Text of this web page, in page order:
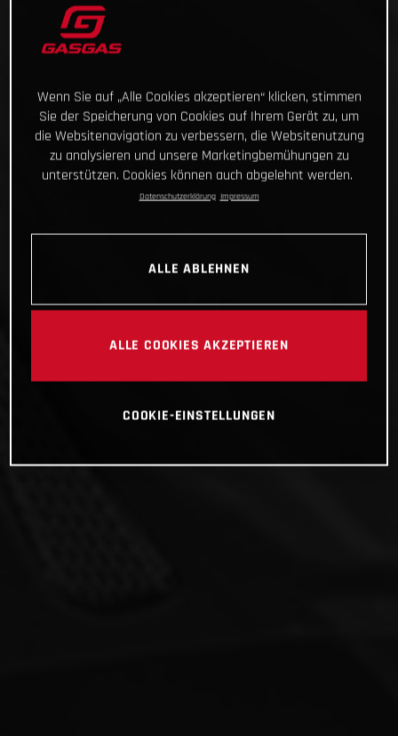
Wenn Sie auf „Alle Cookies akzeptieren“ klicken, stimmen
Sie der Speicherung von Cookies auf Ihrem Gerät zu, um
die Websitenavigation zu verbessern, die Websitenutzung
zu analysieren und unsere Marketingbemühungen zu
unterstützen. Cookies können auch abgelehnt werden.
Datenschutzerklärung Impressum
ALLE ABLEHNEN
ALLE COOKIES AKZEPTIEREN
COOKIE-EINSTELLUNGEN